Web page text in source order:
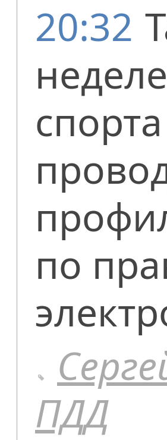
20:32
по
ПДД